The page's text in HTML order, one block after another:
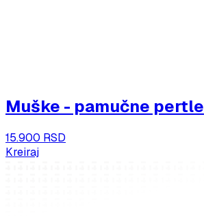
Muške - pamučne pertle
15.900 RSD
Kreiraj